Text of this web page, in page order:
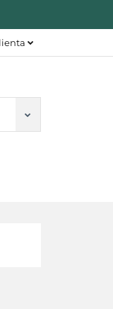
się